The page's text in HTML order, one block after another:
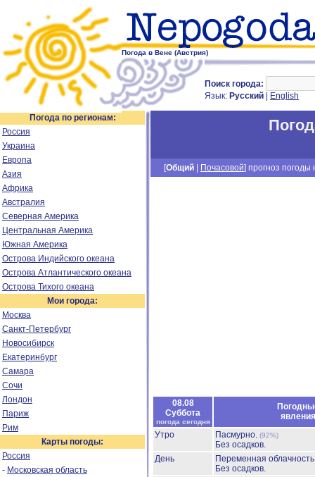
Погода в Вене (Австрия)
Поиск города:
Язык: Русский English
Погода по регионам:
Россия
Украина
Европа
Азия
Африка
Австралия
Северная Америка
Центральная Америка
Южная Америка
Острова Индийского океана
Острова Атлантического океана
Острова Тихого океана
Мои города:
Москва
Санкт-Петербург
Новосибирск
Екатеринбург
Самара
Сочи
Лондон
Париж
Рим
Карты погоды:
Россия
- Московская область
[Общий Почасовой] прогноз погоды
08.08
Суббота
погода сегодня
явления
Утро
Пасмурно. (92%)
Без осадков.
День
Переменная
Без осадков.